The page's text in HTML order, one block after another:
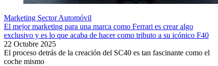
Marketing Sector Automóvil
El mejor marketing para una marca como Ferrari es crear algo
exclusivo y es lo que acaba de hacer como tributo a su icónico F40
22 Octubre 2025
El proceso detrás de la creación del SC40 es tan fascinante como el
coche mismo